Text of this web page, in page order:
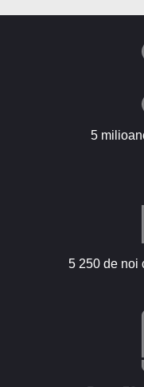
5
5 250 de noi